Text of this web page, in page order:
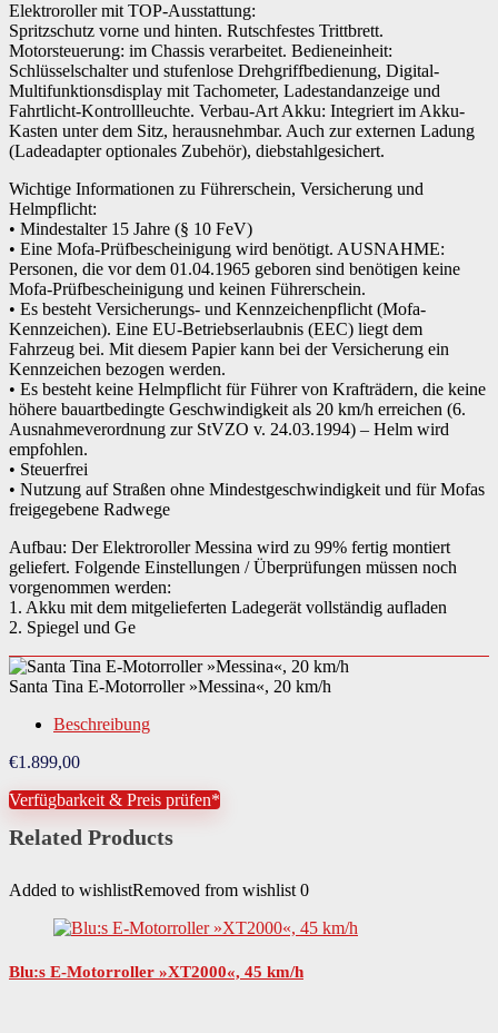
Elektroroller mit TOP-Ausstattung:
Spritzschutz vorne und hinten. Rutschfestes Trittbrett.
Motorsteuerung: im Chassis verarbeitet. Bedieneinheit:
Schlüsselschalter und stufenlose Drehgriffbedienung, Digital-
Multifunktionsdisplay mit Tachometer, Ladestandanzeige und
Fahrtlicht-Kontrollleuchte. Verbau-Art Akku: Integriert im Akku-
Kasten unter dem Sitz, herausnehmbar. Auch zur externen Ladung
(Ladeadapter optionales Zubehör), diebstahlgesichert.
Wichtige Informationen zu Führerschein, Versicherung und
Helmpflicht:
• Mindestalter 15 Jahre (§ 10 FeV)
• Eine Mofa-Prüfbescheinigung wird benötigt. AUSNAHME:
Personen, die vor dem 01.04.1965 geboren sind benötigen keine
Mofa-Prüfbescheinigung und keinen Führerschein.
• Es besteht Versicherungs- und Kennzeichenpflicht (Mofa-
Kennzeichen). Eine EU-Betriebserlaubnis (EEC) liegt dem
Fahrzeug bei. Mit diesem Papier kann bei der Versicherung ein
Kennzeichen bezogen werden.
• Es besteht keine Helmpflicht für Führer von Krafträdern, die keine
höhere bauartbedingte Geschwindigkeit als 20 km/h erreichen (6.
Ausnahmeverordnung zur StVZO v. 24.03.1994) – Helm wird
empfohlen.
• Steuerfrei
• Nutzung auf Straßen ohne Mindestgeschwindigkeit und für Mofas
freigegebene Radwege
Aufbau: Der Elektroroller Messina wird zu 99% fertig montiert
geliefert. Folgende Einstellungen / Überprüfungen müssen noch
vorgenommen werden:
1. Akku mit dem mitgelieferten Ladegerät vollständig aufladen
2. Spiegel und Ge
Santa Tina E-Motorroller »Messina«, 20 km/h
Beschreibung
€1.899,00
Verfügbarkeit & Preis prüfen*
Related Products
Added to wishlistRemoved from wishlist 0
Blu:s E-Motorroller »XT2000«, 45 km/h